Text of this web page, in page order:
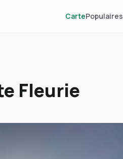
CartePopulaires
Fleurie